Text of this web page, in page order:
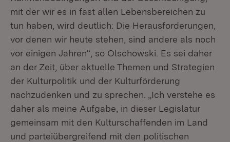
mit der wir es in fast allen Lebensbereichen zu
tun haben, wird deutlich: Die Herausforderungen,
vor denen wir heute stehen, sind andere als noch
vor einigen Jahren“, so Olschowski. Es sei daher
an der Zeit, über aktuelle Themen und Strategien
der Kulturpolitik und der Kulturförderung
nachzudenken und zu sprechen. „Ich verstehe es
daher als meine Aufgabe, in dieser Legislatur
gemeinsam mit den Kulturschaffenden im Land
und parteiübergreifend mit den politischen